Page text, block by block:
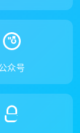
众号